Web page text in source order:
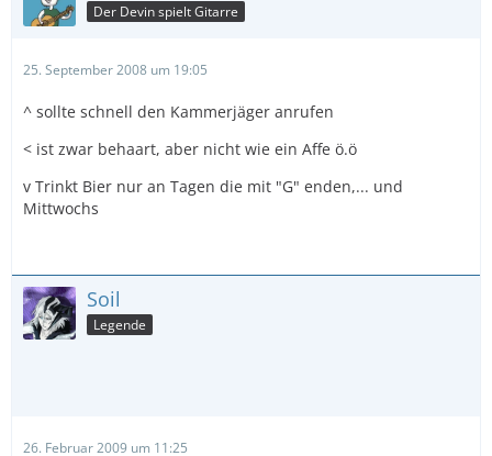
Der Devin spielt Gitarre
25. September 2008 um 19:05
^ sollte schnell den Kammerjäger anrufen
< ist zwar behaart, aber nicht wie ein Affe ö.ö
v Trinkt Bier nur an Tagen die mit "G" enden,... und
Mittwochs
Soil
Legende
26. Februar 2009 um 11:25